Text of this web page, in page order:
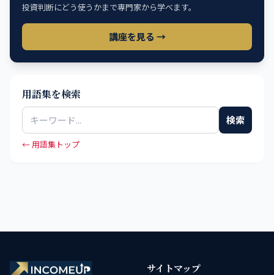
投資判断にどう使うかまで専門家から学べます。
講座を見る →
用語集を検索
検索
← 用語集トップ
サイトマップ